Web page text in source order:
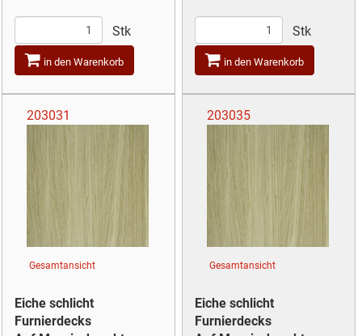
Stk
in den Warenkorb
Stk
in den Warenkorb
203031
Gesamtansicht
Eiche schlicht
Furnierdecks
203035
Gesamtansicht
Eiche schlicht
Furnierdecks